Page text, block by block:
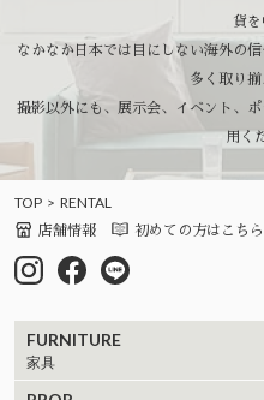
貨を
なかなか日本では目にしない海外の
多く取り揃
撮影以外にも、展示会、イベント、
用く
TOP RENTAL
店舗情報 初めての方はこちら
FURNITURE
家具